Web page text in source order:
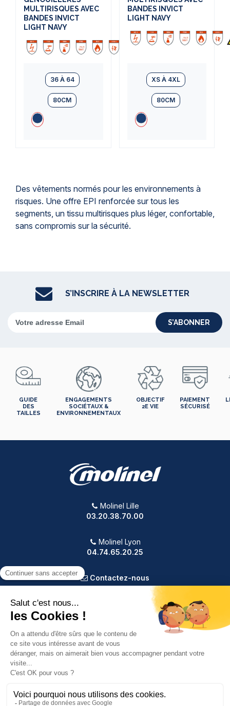
MULTIRISQUES AVEC
BANDES INVICT
LIGHT NAVY
36 À 64
80CM
BANDES INVICT
LIGHT NAVY
XS À 4XL
80CM
Des vêtements normés pour les environnements à
risques. Une offre EPI renforcée sur tous les
segments, un tissu multirisques plus léger, confortable,
sans compromis sur la sécurité.
S’INSCRIRE À LA NEWSLETTER
S’ABONNER
GUIDE
DES
TAILLES
ENGAGEMENTS
SOCIÉTAUX &
ENVIRONNEMENTAUX
OBJECTIF
2E VIE
PAIEMENT
SÉCURISÉ
Molinel Lille
03.20.38.70.00
Molinel Lyon
04.74.65.20.25
Contactez-nous
PRODUITS
NOTRE SOCIÉTÉ
VOTRE COMPTE
INFORMATIONS